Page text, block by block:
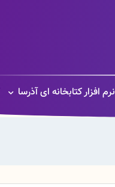
نرم افزار کتابخانه ای آذرسا